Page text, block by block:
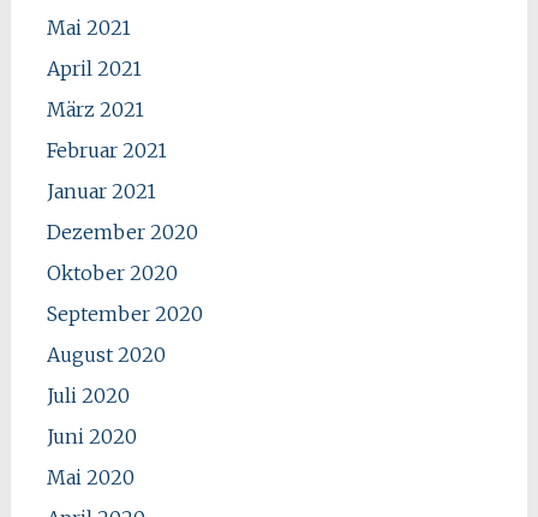
Mai 2021
April 2021
März 2021
Februar 2021
Januar 2021
Dezember 2020
Oktober 2020
September 2020
August 2020
Juli 2020
Juni 2020
Mai 2020